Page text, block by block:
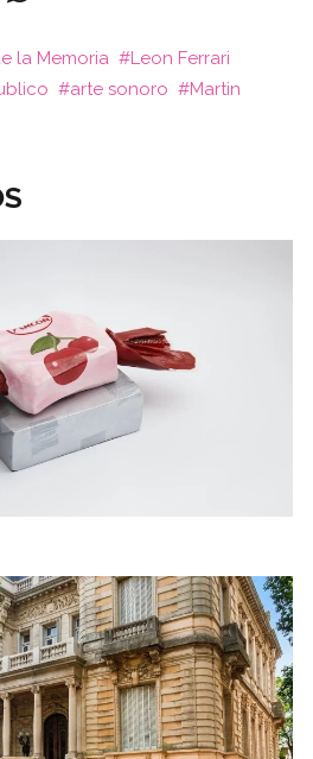
la Memoria
Leon Ferrari
arte sonoro
Martin